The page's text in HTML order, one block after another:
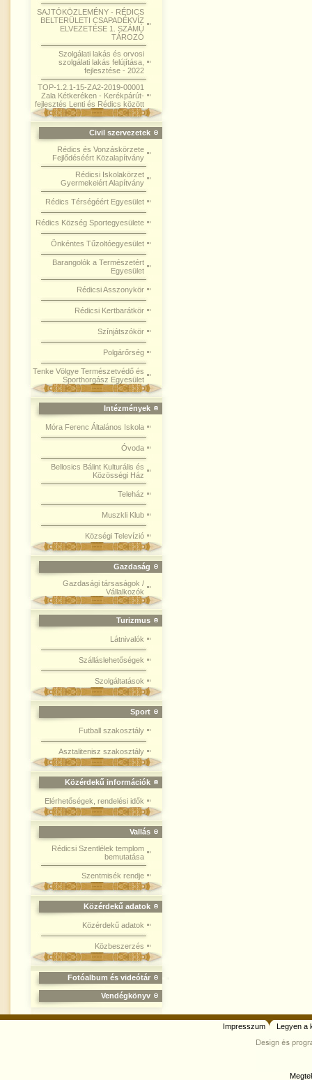
SAJTÓKÖZLEMÉNY - RÉDICS
BELTERÜLETI CSAPADÉKVÍZ
ELVEZETÉSE 1. SZÁMÚ
TÁROZÓ
Szolgálati lakás és orvosi
szolgálati lakás felújítása,
fejlesztése - 2022
TOP-1.2.1-15-ZA2-2019-00001
Zala Kétkeréken - Kerékpárút-
fejlesztés Lenti és Rédics között
Civil szervezetek
Rédics és Vonzáskörzete
Fejlődéséért Közalapítvány
Rédicsi Iskolakörzet
Gyermekeiért Alapítvány
Rédics Térségéért Egyesület
Rédics Község Sportegyesülete
Önkéntes Tűzoltóegyesület
Barangolók a Természetért
Egyesület
Rédicsi Asszonykör
Rédicsi Kertbarátkör
Színjátszókör
Polgárőrség
Tenke Völgye Természetvédő és
Sporthorgász Egyesület
Intézmények
Móra Ferenc Általános Iskola
Óvoda
Bellosics Bálint Kulturális és
Közösségi Ház
Teleház
Muszkli Klub
Községi Televízió
Gazdaság
Gazdasági társaságok /
Vállalkozók
Turizmus
Látnivalók
Szálláslehetőségek
Szolgáltatások
Sport
Futball szakosztály
Asztalitenisz szakosztály
Közérdekű információk
Elérhetőségek, rendelési idők
Vallás
Rédicsi Szentlélek templom
bemutatása
Szentmisék rendje
Közérdekű adatok
Közérdekű adatok
Közbeszerzés
Fotóalbum és videótár
Vendégkönyv
Impresszum Legyen a